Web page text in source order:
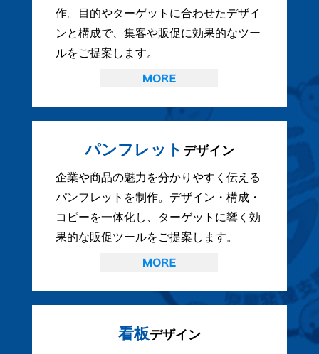
作。目的やターゲットに合わせたデザイ
ンと構成で、集客や販促に効果的なツー
ルをご提案します。
パンフレット デザイン
企業や商品の魅力を分かりやすく伝える
パンフレットを制作。デザイン・構成・
コピーを一体化し、ターゲットに響く効
果的な販促ツールをご提案します。
看板デザイン